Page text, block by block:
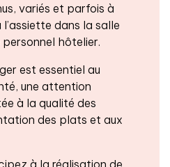
variés et parfois à
dans la salle
hôtelier.
est essentiel au
une attention
à la qualité des
des plats et aux
à la réalisation de